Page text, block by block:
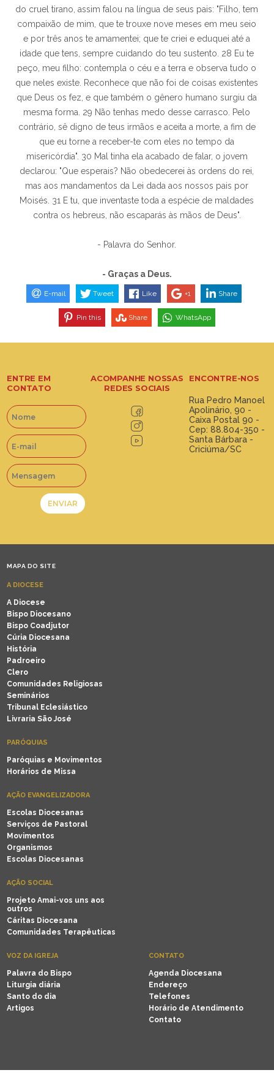
do cruel tirano, assim falou na língua de seus pais: "Filho, tem
compaixão de mim, que te trouxe nove meses em meu seio
e por três anos te amamentei; que te criei e eduquei até a
idade que tens, sempre cuidando do teu sustento. 28 Eu te
peço, meu filho: contempla o céu e a terra e observa tudo o
que neles existe. Reconhece que não foi de coisas existentes
que Deus os fez, e que também o gênero humano surgiu da
mesma forma. 29 Não tenhas medo desse carrasco. Pelo
contrário, sê digno de teus irmãos e aceita a morte, a fim de
que eu torne a receber-te com eles no tempo da
misericórdia". 30 Mal tinha ela acabado de falar, o jovem
declarou: "Que esperais? Não obedecerei às ordens do rei,
mas aos mandamentos da Lei dada aos nossos pais por
Moisés. 31 E tu, que inventaste toda a espécie de maldades
contra os hebreus, não escaparás às mãos de Deus".
- Palavra do Senhor.
- Graças a Deus.
E-mail Tweet Like +1 Share
Pin this Share WhatsApp
ENTRE EM
CONTATO
ACOMPANHE NOSSAS
REDES SOCIAIS
ENCONTRE-NOS
Rua Pedro Manoel
Apolinário, 90 -
Caixa Postal 90 -
Cep: 88.804-350 -
Santa Bárbara -
Criciúma/SC
MAPA DO SITE
A DIOCESE
A Diocese
Bispo Diocesano
Bispo Coadjutor
Cúria Diocesana
História
Padroeiro
Clero
Comunidades Religiosas
Seminários
Tribunal Eclesiástico
Livraria São José
PARÓQUIAS
Paróquias e Movimentos
Horários de Missa
AÇÃO EVANGELIZADORA
Escolas Diocesanas
Serviços de Pastoral
Movimentos
Organismos
Escolas Diocesanas
AÇÃO SOCIAL
Projeto Amai-vos uns aos
outros
Cáritas Diocesana
Comunidades Terapêuticas
VOZ DA IGREJA
Palavra do Bispo
Liturgia diária
Santo do dia
Artigos
CONTATO
Agenda Diocesana
Endereço
Telefones
Horário de Atendimento
Contato